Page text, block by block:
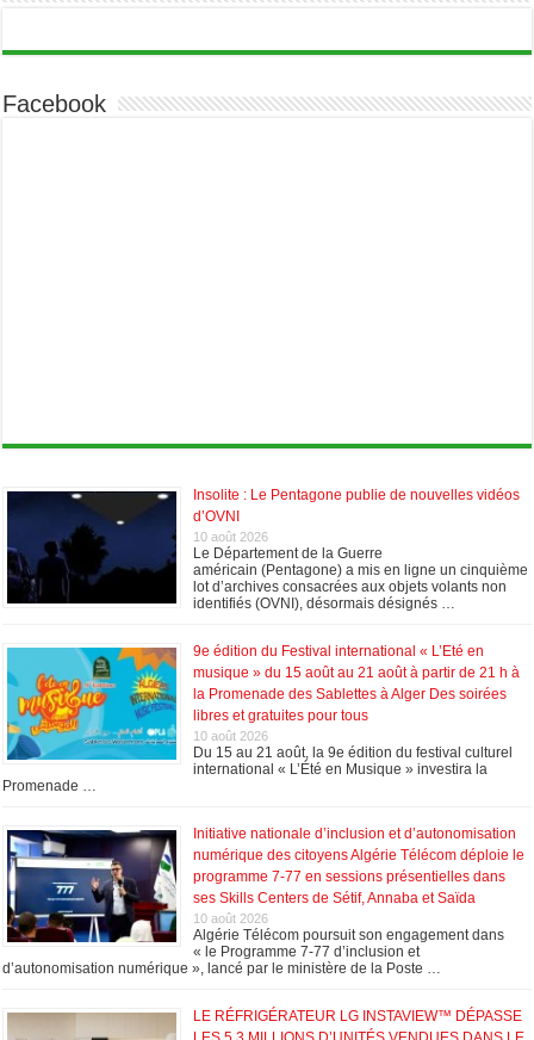
Facebook
Insolite : Le Pentagone publie de nouvelles vidéos
d’OVNI
10 août 2026
Le Département de la Guerre
américain (Pentagone) a mis en ligne un cinquième
lot d’archives consacrées aux objets volants non
identifiés (OVNI), désormais désignés …
9e édition du Festival international « L’Eté en
musique » du 15 août au 21 août à partir de 21 h à
la Promenade des Sablettes à Alger Des soirées
libres et gratuites pour tous
10 août 2026
Du 15 au 21 août, la 9e édition du festival culturel
international « L’Été en Musique » investira la
Promenade …
Initiative nationale d’inclusion et d’autonomisation
numérique des citoyens Algérie Télécom déploie le
programme 7-77 en sessions présentielles dans
ses Skills Centers de Sétif, Annaba et Saïda
10 août 2026
Algérie Télécom poursuit son engagement dans
« le Programme 7-77 d’inclusion et
d’autonomisation numérique », lancé par le ministère de la Poste …
LE RÉFRIGÉRATEUR LG INSTAVIEW™ DÉPASSE